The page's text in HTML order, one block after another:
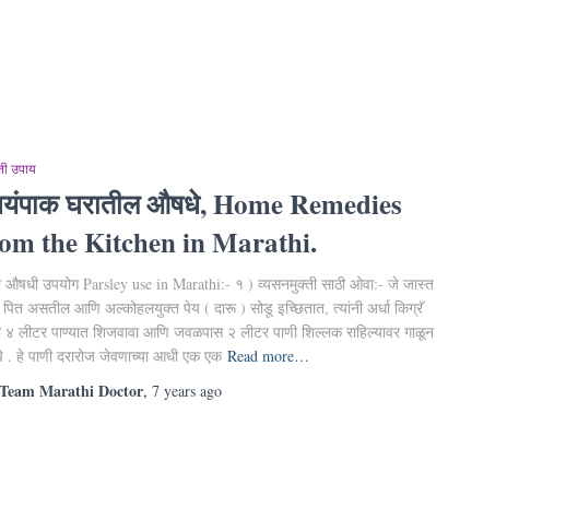
उपाय
घरातील औषधे, Home Remedies
the Kitchen in Marathi.
औषधी उपयोग Parsley use in Marathi:- १ ) व्यसनमुक्ती साठी ओवा:- जे जास्त
असतील आणि अल्कोहलयुक्त पेय ( दारू ) सोडू इच्छितात, त्यांनी अर्धा किग्रॅ
लीटर पाण्यात शिजवावा आणि जवळपास २ लीटर पाणी शिल्लक राहिल्यावर गाळून
. हे पाणी दरारोज जेवणाच्या आधी एक एक Read more…
Team Marathi Doctor, 7 years ago